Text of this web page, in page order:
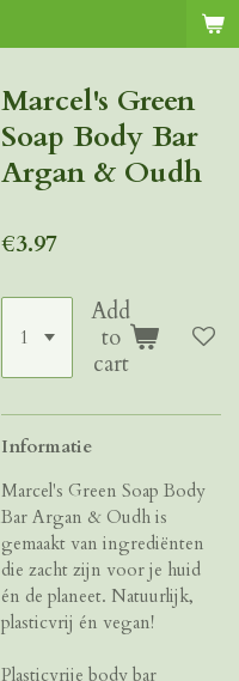
Marcel's Green
Soap Body Bar
Argan & Oudh
€3.97
Add
to
cart
Informatie
Marcel's Green Soap Body
Bar Argan & Oudh is
gemaakt van ingrediënten
die zacht zijn voor je huid
én de planeet. Natuurlijk,
plasticvrij én vegan!
Plasticvrije body bar